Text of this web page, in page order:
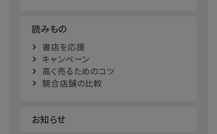
読みもの
書店を応援
キャンペーン
高く売るためのコツ
競合店舗の比較
お知らせ